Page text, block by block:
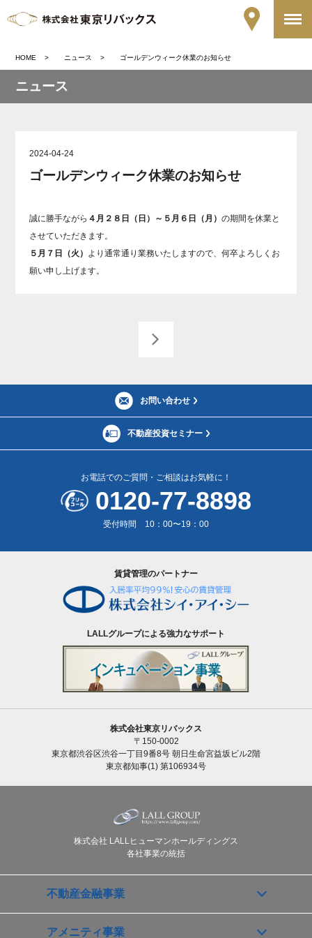
HOME ニュース ゴールデンウィーク休業のお知らせ
ニュース
2024-04-24
ゴールデンウィーク休業のお知らせ
誠に勝手ながら ４月２８日（日）～５月６日（月）の期間を休業と
させていただきます。
５月７日（火） より通常通り業務いたしますので、何卒よろしくお
願い申し上げます。
お問い合わせ
不動産投資セミナー
お電話でのご質問・ご相談はお気軽に！
0120-77-8898
受付時間 10：00〜19：00
賃貸管理のパートナー
LALLグループによる強力なサポート
株式会社東京リバックス
〒150-0002
東京都渋谷区渋谷一丁目9番8号 朝日生命宮益坂ビル2階
東京都知事(1) 第106934号
株式会社 LALLヒューマンホールディングス
各社事業の統括
不動産金融事業
アメニティ事業